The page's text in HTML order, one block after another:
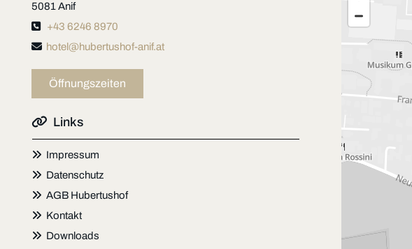
5081 Anif
 +43 6246 8970
 hotel@hubertushof-anif.at
Öffnungszeiten
 Links
 Impressum
 Datenschutz
 AGB Hubertushof
 Kontakt
 Downloads